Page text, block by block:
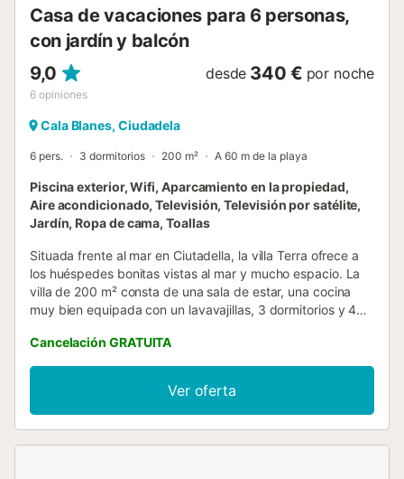
Casa de vacaciones para 6 personas,
con jardín y balcón
9,0
6 opiniones
desde 340 € por noche
Cala Blanes, Ciudadela
6 pers. 3 dormitorios 200 m² A 60 m de la playa
Piscina exterior, Wifi, Aparcamiento en la propiedad,
Aire acondicionado, Televisión, Televisión por satélite,
Jardín, Ropa de cama, Toallas
Situada frente al mar en Ciutadella, la villa Terra ofrece a
los huéspedes bonitas vistas al mar y mucho espacio. La
villa de 200 m² consta de una sala de estar, una cocina
muy bien equipada con un lavavajillas, 3 dormitorios y 4
servicios adicionales incluyen Wi-Fi, aire acondicionado en
los dormitorios, lavadora, secadora y televisión por satélite.
Además, hay una mesa de ping-pong disponible en la
propiedad. También hay una trona disponible. Lo más
destacado de este alojamiento es su maravillosa zona
Cancelación GRATUITA
Ver oferta